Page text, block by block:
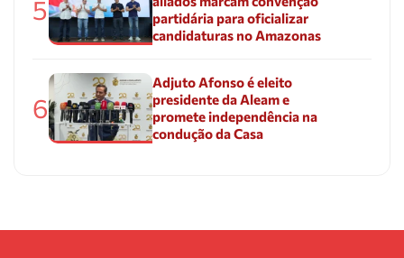
5
partidária para oficializar
candidaturas no Amazonas
6
Adjuto Afonso é eleito
presidente da Aleam e
promete independência na
condução da Casa